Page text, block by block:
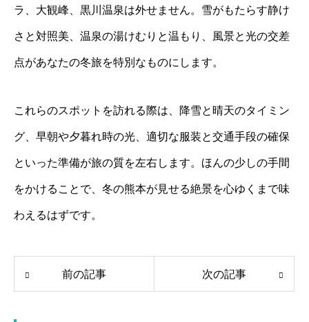
ラ、大観峰、黒川温泉は外せません。雪がもたらす静け
さと対照美、温泉の湯けむりと温もり、風景と光の交差
点があなたの冬旅を特別なものにします。
これらのスポットを訪れる際は、降雪と晴天のタイミン
グ、早朝や夕暮れ時の光、適切な服装と交通手段の確保
といった準備が旅の質を左右します。ほんの少しの手間
をかけることで、冬の熊本が見せる絶景を心ゆくまで味
わえるはずです。
前の記事 次の記事